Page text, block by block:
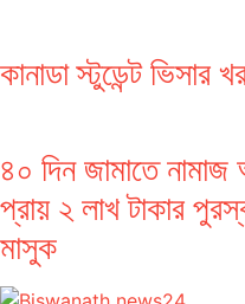
কানাডা স্টুডেন্ট ভিসার
৪০ দিন জামাতে
প্রায় ২ লাখ টাকার
মাসুক